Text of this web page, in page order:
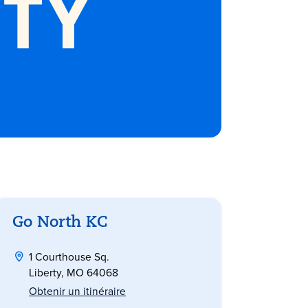
Go North KC
1 Courthouse Sq.
Liberty, MO 64068
Obtenir un itinéraire